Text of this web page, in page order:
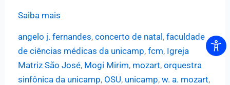
Sinfônica
Unicamp
Saiba mais
angelo j. fernandes, concerto de natal, faculdade
de ciências médicas da unicamp, fcm, Igreja
Matriz São José, Mogi Mirim, mozart, orquestra
sinfônica da unicamp, OSU, unicamp, w. a. mozart,